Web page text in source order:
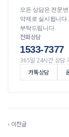
모든 상담은 전문
약제로 실시됩니다
부탁드립니다.
전화상담
1533-7377
365일 24시간 상담
카톡상담
‹ 이전글